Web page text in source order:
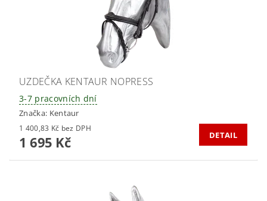
UZDEČKA KENTAUR NOPRESS
3-7 pracovních dní
Značka: Kentaur
1 400,83 Kč bez DPH
1 695 Kč DETAIL